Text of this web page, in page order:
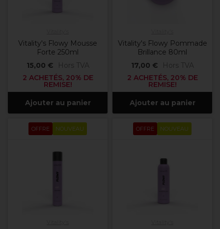
Vitality's Flowy Mousse
Forte 250ml
15,00 €
Hors TVA
2 ACHETÉS, 20% DE
REMISE!
Ajouter au panier
Vitality's Flowy Pommade
Brillance 80ml
17,00 €
Hors TVA
2 ACHETÉS, 20% DE
REMISE!
Ajouter au panier
OFFRE NOUVEAU OFFRE NOUVEAU